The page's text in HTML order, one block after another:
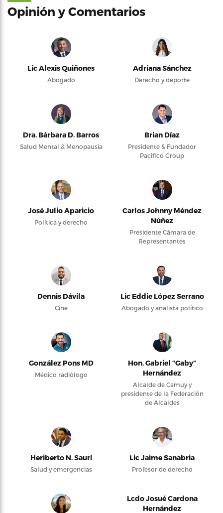
Opinión y Comentarios
Lic Alexis Quiñones
Abogado
Adriana Sánchez
Derecho y deporte
Dra. Bárbara D. Barros
Salud Mental & Menopausia
Brian Díaz
Presidente & Fundador
Pacifico Group
José Julio Aparicio
Política y derecho
Carlos Johnny Méndez
Núñez
Presidente Cámara de
Representantes
Dennis Dávila
Cine
Lic Eddie López Serrano
Abogado y analista político
González Pons MD
Médico radiólogo
Hon. Gabriel “Gaby”
Hernández
Alcalde de Camuy y
presidente de la Federación
de Alcaldes
Heriberto N. Saurí
Salud y emergencias
Lic Jaime Sanabria
Profesor de derecho
Lcdo Josué Cardona
Hernández